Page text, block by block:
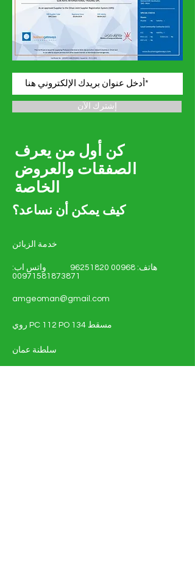
إشترك الآن
كن أول من يعرف
الصفقات والعروض
الخاصة
كيف يمكن أن نساعد؟
خدمة الزبائن
هاتف: 00968 96251820
واتس اب:
00971581873871
amgeoman@gmail.com
روي PC 112 PO 134 مسقط
سلطنة عمان